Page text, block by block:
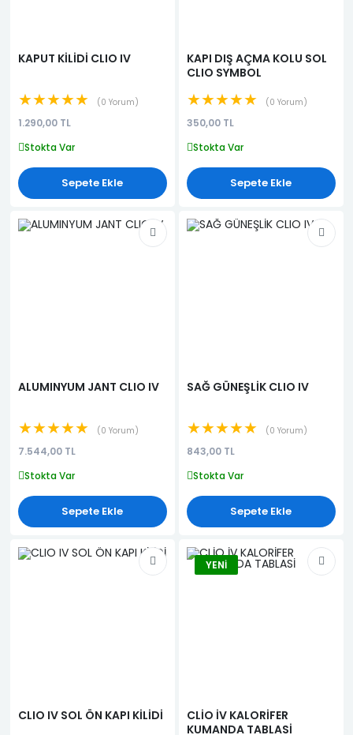
KAPUT KİLİDİ CLIO IV
★★★★★ 0 Yorum
1.290,00 TL
Stokta Var
Sepete Ekle
KAPI DIŞ AÇMA KOLU SOL
CLIO SYMBOL
★★★★★ 0 Yorum
350,00 TL
Stokta Var
Sepete Ekle
ALUMINYUM JANT CLIO IV
★★★★★ 0 Yorum
7.544,00 TL
Stokta Var
Sepete Ekle
SAĞ GÜNEŞLİK CLIO IV
★★★★★ 0 Yorum
843,00 TL
Stokta Var
Sepete Ekle
CLIO IV SOL ÖN KAPI KİLİDİ
YENI
CLİO İV KALORİFER
KUMANDA TABLASİ